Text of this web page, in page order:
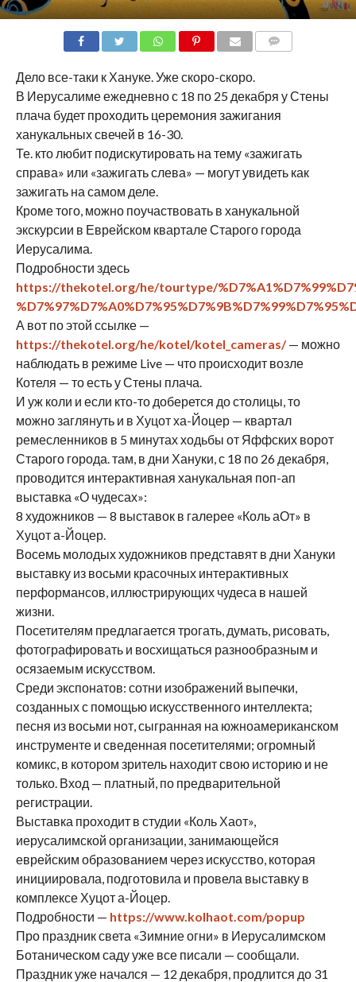
Дело все-таки к Хануке. Уже скоро-скоро.
В Иерусалиме ежедневно с 18 по 25 декабря у Стены
плача будет проходить церемония зажигания
ханукальных свечей в 16-30.
Те. кто любит подискутировать на тему «зажигать
справа» или «зажигать слева» — могут увидеть как
зажигать на самом деле.
Кроме того, можно поучаствовать в ханукальной
экскурсии в Еврейском квартале Старого города
Иерусалима.
Подробности здесь
https://thekotel.org/he/tourtype/
А вот по этой ссылке —
https://thekotel.org/he/kotel/kotel_cameras/— можно
наблюдать в режиме Live — что происходит возле
Котеля — то есть у Стены плача.
И уж коли и если кто-то доберется до столицы, то
можно заглянуть и в Хуцот ха-Йоцер — квартал
ремесленников в 5 минутах ходьбы от Яффских ворот
Старого города. там, в дни Хануки, с 18 по 26 декабря,
проводится интерактивная ханукальная поп-ап
выставка «О чудесах»:
8 художников — 8 выставок в галерее «Коль аОт» в
Хуцот а-Йоцер.
Восемь молодых художников представят в дни Хануки
выставку из восьми красочных интерактивных
перформансов, иллюстрирующих чудеса в нашей
жизни.
Посетителям предлагается трогать, думать, рисовать,
фотографировать и восхищаться разнообразным и
осязаемым искусством.
Среди экспонатов: сотни изображений выпечки,
созданных с помощью искусственного интеллекта;
песня из восьми нот, сыгранная на южноамериканском
инструменте и сведенная посетителями; огромный
комикс, в котором зритель находит свою историю и не
только. Вход — платный, по предварительной
регистрации.
Выставка проходит в студии «Коль Хаот»,
иерусалимской организации, занимающейся
еврейским образованием через искусство, которая
инициировала, подготовила и провела выставку в
комплексе Хуцот а-Йоцер.
Подробности — https://www.kolhaot.com/popup
Про праздник света «Зимние огни» в Иерусалимском
Ботаническом саду уже все писали — сообщали.
Праздник уже начался — 12 декабря, продлится до 31